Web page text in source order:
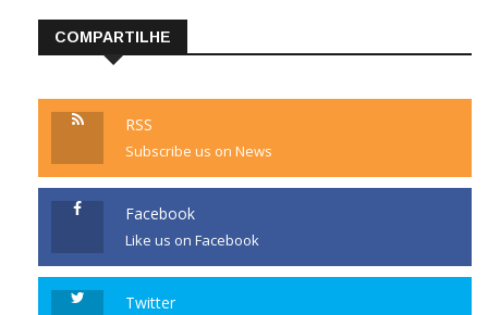
COMPARTILHE
RSS
Subscribe us on News
Facebook
Like us on Facebook
Twitter